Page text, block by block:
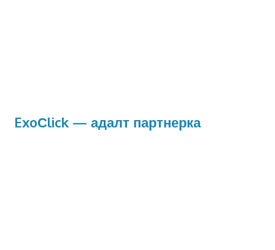
ExoСlick — адалт партнерка